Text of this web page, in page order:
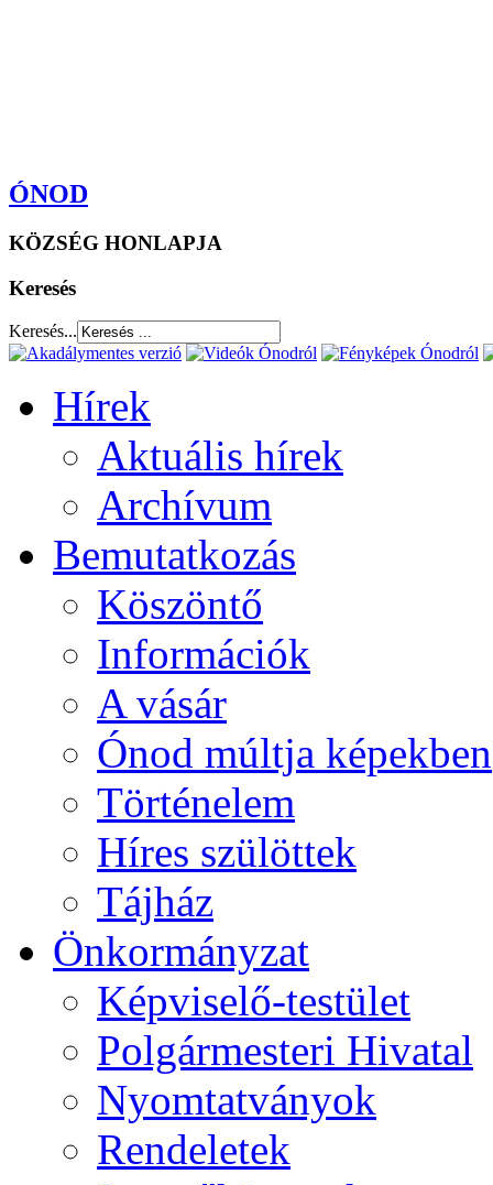
ÓNOD
KÖZSÉG HONLAPJA
Keresés
Keresés...
Hírek
Aktuális hírek
Archívum
Bemutatkozás
Köszöntő
Információk
A vásár
Ónod múltja képekben
Történelem
Híres szülöttek
Tájház
Önkormányzat
Képviselő-testület
Polgármesteri Hivatal
Nyomtatványok
Rendeletek